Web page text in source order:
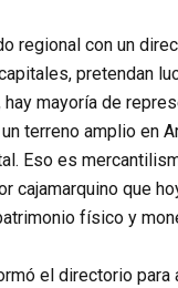
regional con un
pretendan
mayoría de
terreno amplio en
Eso es
cajamarquino que
físico y
el directorio